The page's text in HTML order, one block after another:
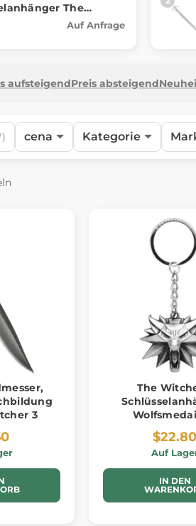
The
Wild Hunt - Ciris
Auf Anfrage
aufsteigendPreis absteigend
cena Kategorie
3
The
$22.80
Auf
IN DEN